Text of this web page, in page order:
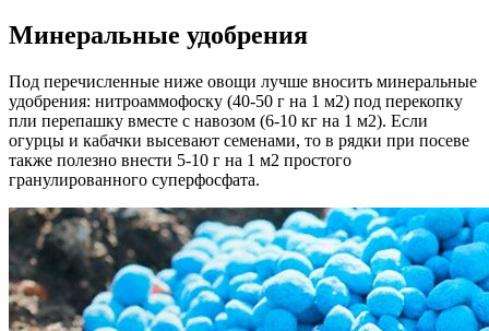
Минеральные удобрения
Под перечисленные ниже овощи лучше вносить минеральные
удобрения: нитроаммофоску (40-50 г на 1 м2) под перекопку
пли перепашку вместе с навозом (6-10 кг на 1 м2). Если
огурцы и кабачки высевают семенами, то в рядки при посеве
также полезно внести 5-10 г на 1 м2 простого
гранулированного суперфосфата.